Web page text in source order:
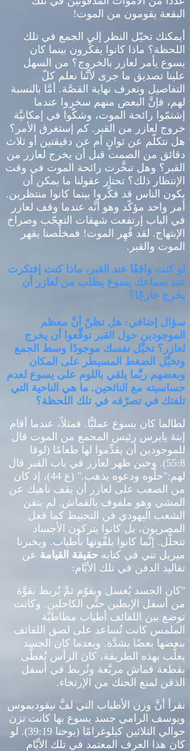
البقعة يقومون من الموت!
أيمكنك تخيّل النظر إلى الجمع في تلك
اللحظة؟ ماذا كانوا يفكِّرون بينما كان
يسوع يأمر لعازر بالخروج؟ من السهل
علينا تصديق ما جرى لأنَّنا نعلم كلّ
التفاصيل ونعرف نهاية القصَّة.
أمَّا بالنسبة
لهم، فإنَّ البعض منهم سخروا عندما
إشتمّوا رائحة الموت، وشكّوا في إمكانيَّة
خروج لعازر من القبر . كم إستغرق الأمر؟
هل نتكلّم عن ثوانٍ أم عن دقيقتين أو ثلاث
دقائق من الصمت قبل أن يخرج لعازر من
القبر؟ وهل تبخَّرت رائحة الموت في وقت
الإنتظار ذلك؟ تحتار عقولنا ما يمكن أن
يكون الناس قد فكَّروا بينما كانوا منتظرين.
أمر واحد مؤكّد وهو أنَّه عندما وقف لعازر
في الباب إرتفعت شهقات التعجّب وصراخ
الإبتهاج. لقد قُهِر الموت! فمخلِّصنا يقهر
الموت والقبر .
لو كنت واقفًا عند القبر، ماذا كنت إفتكرت
عند سماعك يسوع يطلب من لعازر أن
يخرج خارجًا؟
سؤال إضافي: هل تظنّ أنَّ معظم
الموجودين حول القبر توقَّعوا أن يخرج
لعازر؟ تخيَّل نفسك موجودًا وسط الجمع
وتخيَّل الضغط المسيطر على المكان
وبعضهم ربَّما يلقي باللوم على يسوع لعدم
حساسيته مع النائحين. ما هي الناحية التي
تلفتك في تصرّفه في تلك اللحظة؟
لطالما كان يسوع عمليًّا. فمثلاً، عندما أقام
إبنة يايرس رئيس المجمع من الموت قال
للموجودين أن يقدِّموا لها طعامًا (لوقا
55:8).
وحين ظهر لعازر في باب القبر قال
لهم:"حلّوه ودعوه يذهب." (ع 44) ، إذ كان
من الصعب على لعازر أن يقف ناهيك عن
المشي وهو ملفوف بالقماش. لم يتقن
الشعب اليهودي فن التحنيط كما فعل
المصريون، بل كانوا يتركون الأجساد
تتحلَّل. إنَّما كانوا يلفّونها بأطياب. ويخبرنا
ميريل تني في كتابه حقيقة القيامة عن
تقاليد الدفن في تلك الأيَّام:
"كان الجسد يُغسل ويقوّم ثمَّ يُربط بقوَّة
من أسفل الإبطين حتَّى الكاحلين. وكانت
توضع بين اللفائف أطياب مطاطيَّة
الملمس كانت تُساعد على لصق اللفائف
ببعضها بعضًا بشدَّة. وبعدما كان الجسد
يعلَّب بهذه الطريقة، كان الرأس يُغطَّى
بقطعة قماش مربَّعة وتُربط في أسفل
الذقن لمنع الحنك من الإرتخاء.
نقرأ أنَّ وزن الأطياب التي لفَّ نيقوديموس
ويوسف الرامي جسد يسوع بها كانت تزن
حوالي الثلاثين كيلوغرامًا (يوحنا 39:19).
لو
كان هذا العرف المعتمد في تلك الأيَّام